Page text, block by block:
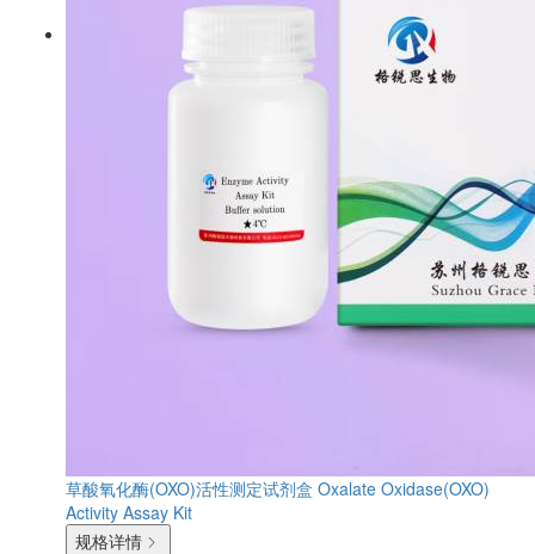
草酸氧化酶(OXO)活性测定试剂盒 Oxalate Oxidase(OXO)
Activity Assay Kit
规格详情